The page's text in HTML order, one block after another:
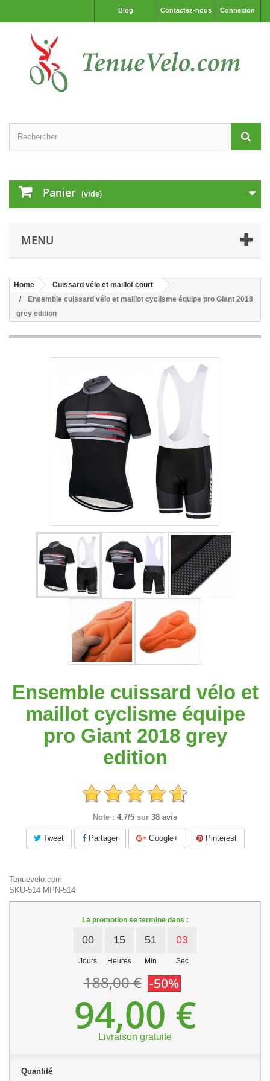
Connexion
Contactez-nous
Blog
Panier (vide)
MENU
Home
Cuissard vélo et maillot court
Ensemble cuissard vélo et maillot cyclisme équipe pro Giant 2018
grey edition
Ensemble cuissard vélo et
maillot cyclisme équipe
pro Giant 2018 grey
edition
Note : 4.7/5 sur 38 avis
Tweet Partager Google+ Pinterest
Tenuevelo.com
SKU-514 MPN-514
La promotion se termine dans :
00
Jours
15
Heures
51
Min
02
Sec
188,00 € -50%
94,00 €
Livraison gratuite
Quantité